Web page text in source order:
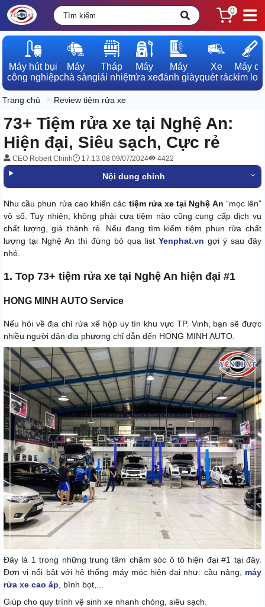
0
Máy hút bụi
công nghiệp
Máy
chà sàn
Tháp
giải nhiệt
Máy
rửa xe
Máy
đánh giày
Xe
quét rác
Máy dò
kim loại
Trang chủ Review tiệm rửa xe
73+ Tiệm rửa xe tại Nghệ An:
Hiện đại, Siêu sạch, Cực rẻ
CEO Robert Chinh 17:13:08 09/07/2024 4422
Nội dung chính
Nhu cầu phun rửa cao khiến các tiệm rửa xe tại Nghệ An “mọc lên”
vô số. Tuy nhiên, không phải cưa tiệm nào cũng cung cấp dịch vụ
chất lượng, giá thành rẻ. Nếu đang tìm kiếm tiệm phun rửa chất
lượng tại Nghệ An thì đừng bỏ qua list Yenphat.vn gợi ý sau đây
nhé.
1. Top 73+ tiệm rửa xe tại Nghệ An hiện đại #1
HONG MINH AUTO Service
Nếu hỏi về địa chỉ rửa xế hộp uy tín khu vực TP. Vinh, bạn sẽ được
nhiều người dân địa phương chỉ dẫn đến HONG MINH AUTO.
Đây là 1 trong những trung tâm chăm sóc ô tô hiện đại #1 tại đây.
Đơn vị nổi bật với hệ thống máy móc hiện đại như: cầu nâng, máy
rửa xe cao áp , bình bọt,...
Giúp cho quy trình vệ sinh xe nhanh chóng, siêu sạch.